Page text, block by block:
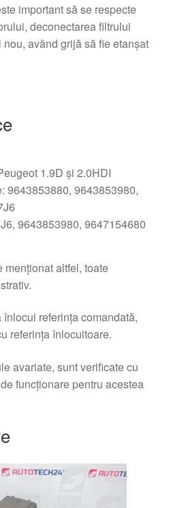
important să se respecte
deconectarea filtrului
având grijă să fie etanșat
1.9D și 2.0HDI
9643853880, 9643853980,
9643853980, 9647154680
menționat altfel, toate
referința comandată,
referința înlocuitoare.
avariate, sunt verificate cu
funcționare pentru acestea